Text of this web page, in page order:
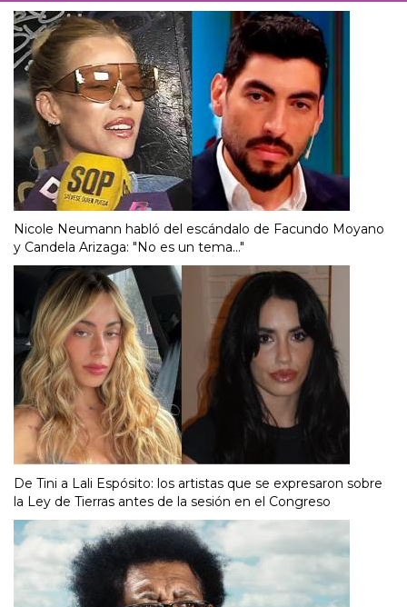
Nicole Neumann habló del escándalo de Facundo Moyano
y Candela Arizaga: "No es un tema..."
De Tini a Lali Espósito: los artistas que se expresaron sobre
la Ley de Tierras antes de la sesión en el Congreso